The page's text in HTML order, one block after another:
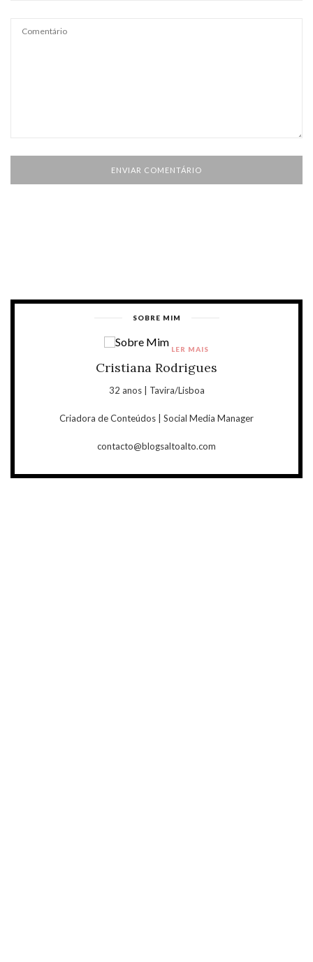
SOBRE MIM
Cristiana Rodrigues
32 anos | Tavira/Lisboa
Criadora de Conteúdos | Social Media Manager
contacto@blogsaltoalto.com
LER MAIS